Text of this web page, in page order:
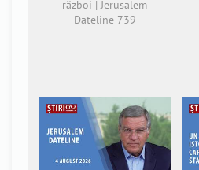
război | Jerusalem
Dateline 739